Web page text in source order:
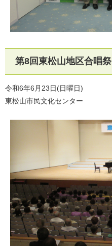
第8回東松山地区合唱祭
令和6年6月23日(日曜日)
東松山市民文化センター